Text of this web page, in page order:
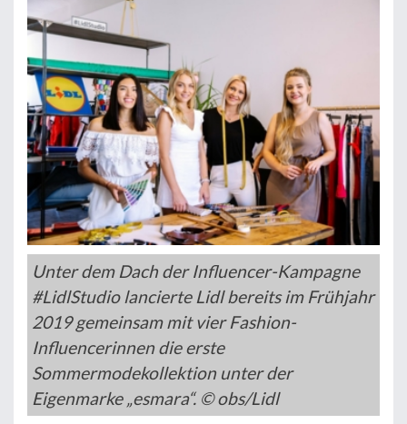
Unter dem Dach der Influencer-Kampagne
#LidlStudio lancierte Lidl bereits im Frühjahr
2019 gemeinsam mit vier Fashion-
Influencerinnen die erste
Sommermodekollektion unter der
Eigenmarke „esmara“. © obs/Lidl